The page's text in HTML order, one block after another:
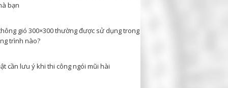
bạn
gió 300×300 thường được sử dụng trong
trình nào?
cần lưu ý khi thi công ngói mũi hài